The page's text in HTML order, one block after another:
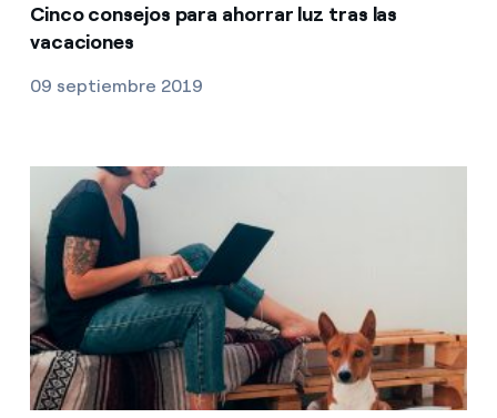
Cinco consejos para ahorrar luz tras las
vacaciones
09 septiembre 2019